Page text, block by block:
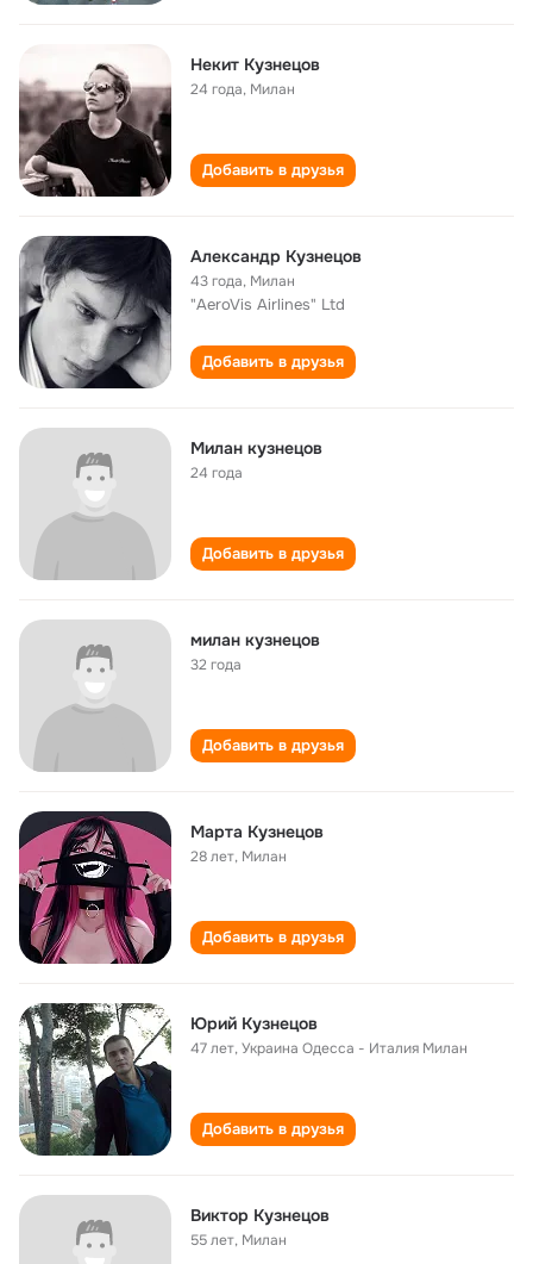
Некит Кузнецов
24 года, Милан
Добавить в друзья
Александр Кузнецов
43 года, Милан
"AeroVis Airlines" Ltd
Добавить в друзья
Милан кузнецов
24 года
Добавить в друзья
милан кузнецов
32 года
Добавить в друзья
Марта Кузнецов
28 лет, Милан
Добавить в друзья
Юрий Кузнецов
47 лет,Украина Одесса - Италия Милан
Добавить в друзья
Виктор Кузнецов
55 лет, Милан